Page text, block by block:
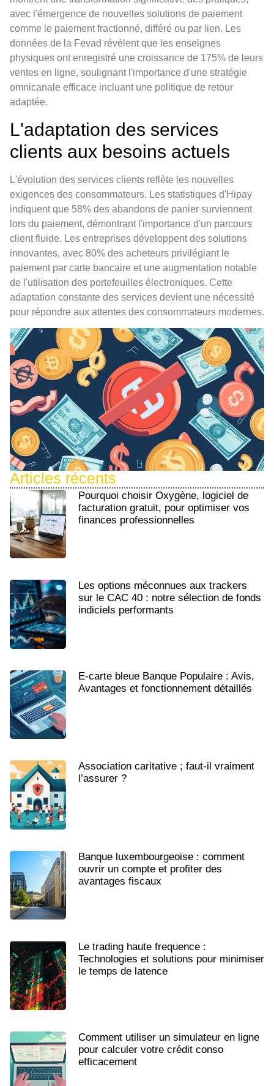
avec l'émergence de nouvelles solutions de paiement
comme le paiement fractionné, différé ou par lien. Les
données de la Fevad révèlent que les enseignes
physiques ont enregistré une croissance de 175% de leurs
ventes en ligne, soulignant l'importance d'une stratégie
omnicanale efficace incluant une politique de retour
adaptée.
L'adaptation des services
clients aux besoins actuels
L'évolution des services clients reflète les nouvelles
exigences des consommateurs. Les statistiques d'Hipay
indiquent que 58% des abandons de panier surviennent
lors du paiement, démontrant l'importance d'un parcours
client fluide. Les entreprises développent des solutions
innovantes, avec 80% des acheteurs privilégiant le
paiement par carte bancaire et une augmentation notable
de l'utilisation des portefeuilles électroniques. Cette
adaptation constante des services devient une nécessité
pour répondre aux attentes des consommateurs modernes.
Articles récents
Pourquoi choisir Oxygène, logiciel de
facturation gratuit, pour optimiser vos
finances professionnelles
Les options méconnues aux trackers
sur le CAC 40 : notre sélection de fonds
indiciels performants
E-carte bleue Banque Populaire : Avis,
Avantages et fonctionnement détaillés
Association caritative ; faut-il vraiment
l’assurer ?
Banque luxembourgeoise : comment
ouvrir un compte et profiter des
avantages fiscaux
Le trading haute frequence :
Technologies et solutions pour minimiser
le temps de latence
Comment utiliser un simulateur en ligne
pour calculer votre crédit conso
efficacement